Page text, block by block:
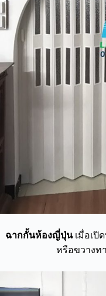
ฉากกั้นห้องญี่ปุ่นเมื่อเปิ
หรือขวางท